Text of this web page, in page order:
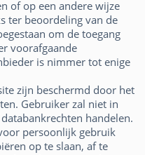
of op een andere wijze
ter beoordeling van de
om de toegang
voorafgaande
is nimmer tot enige
zijn beschermd door het
Gebruiker zal niet in
handelen.
persoonlijk gebruik
op te slaan, af te